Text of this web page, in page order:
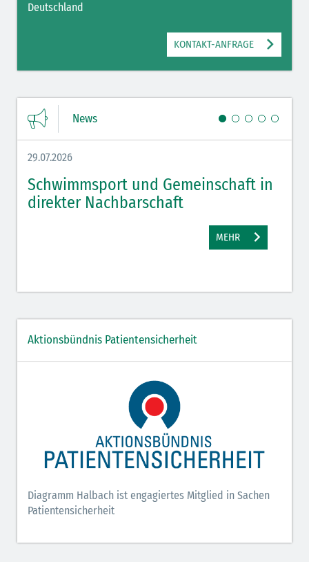
Deutschland
KONTAKT-ANFRAGE
News
29.07.2026
Schwimmsport und Gemeinschaft in
direkter Nachbarschaft
MEHR
Aktionsbündnis Patientensicherheit
Diagramm Halbach ist engagiertes Mitglied in Sachen
Patientensicherheit